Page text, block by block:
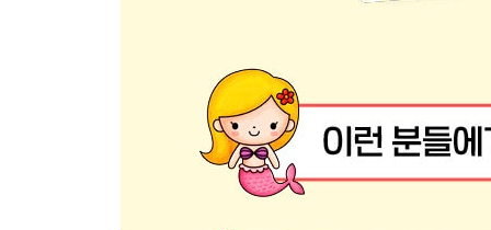
산타 할아버지와 눈사람 128
백설공주와 마녀 130
인어공주와 왕자 132
피노키오와 파란 천사 134
빨간 모자와 늑대 136